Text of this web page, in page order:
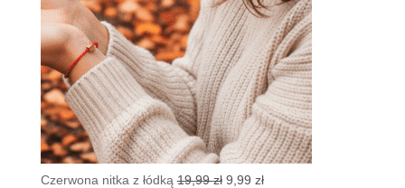
Czerwona nitka z łódką 19,99zł Pierwotna
9,99 złAktualna